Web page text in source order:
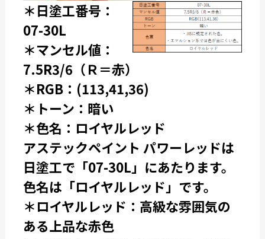
＊日塗工番号：
07-30L
＊マンセル値：
7.5R3/6（Ｒ＝赤）
＊RGB：(113,41,36)
＊トーン：暗い
＊色名：ロイヤルレッド
アステックペイント パワーレッドは
日塗工で「07-30L」にあたります。
色名は「ロイヤルレッド」です。
＊ロイヤルレッド：高級な雰囲気の
ある上品な赤色